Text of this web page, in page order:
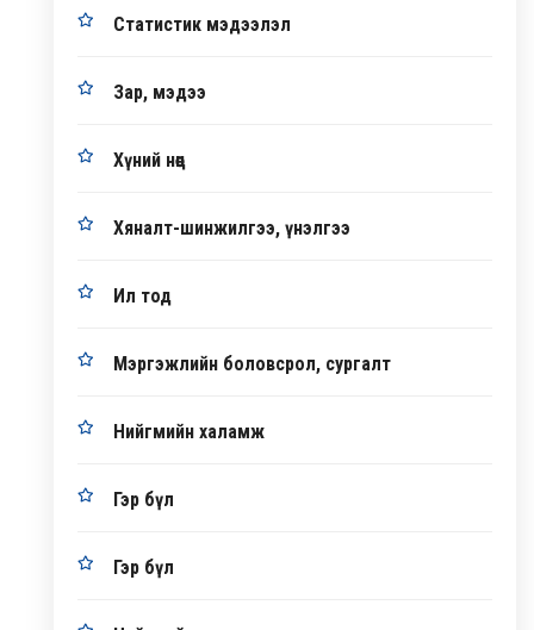
Статистик мэдээлэл
Зар, мэдээ
Хүний нөөц
Хяналт-шинжилгээ, үнэлгээ
Ил тод
Мэргэжлийн боловсрол, сургалт
Нийгмийн халамж
Гэр бүл
Гэр бүл